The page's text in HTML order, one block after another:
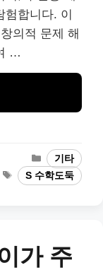
험합니다. 이
의적 문제 해
…
Categories
기타
Tags
S 수학도둑
가 주